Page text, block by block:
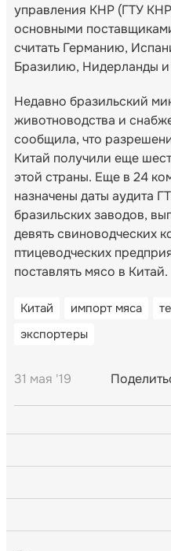
управления КНР (ГТУ
основными
считать Германию,
Бразилию, Нидерланды
Недавно бразильский
животноводства и
сообщила, что
Китай получили еще
этой страны. Еще в 24
назначены даты аудита
бразильских заводов,
девять свиноводческих
птицеводческих
поставлять мясо в Китай.
Китай импорт мяса
экспортеры
31 мая '19